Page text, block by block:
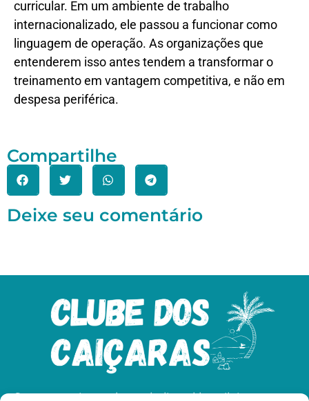
curricular. Em um ambiente de trabalho
internacionalizado, ele passou a funcionar como
linguagem de operação. As organizações que
entenderem isso antes tendem a transformar o
treinamento em vantagem competitiva, e não em
despesa periférica.
Compartilhe
Deixe seu comentário
Somos apaixonados pelo litoral brasileiro e